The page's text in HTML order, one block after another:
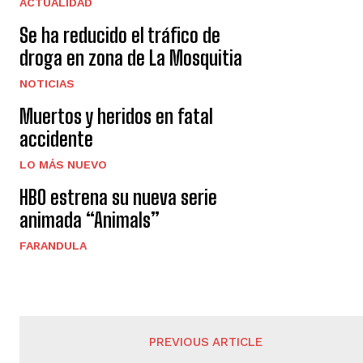
ACTUALIDAD
Se ha reducido el tráfico de
droga en zona de La Mosquitia
NOTICIAS
Muertos y heridos en fatal
accidente
LO MÁS NUEVO
HBO estrena su nueva serie
animada “Animals”
FARANDULA
PREVIOUS ARTICLE